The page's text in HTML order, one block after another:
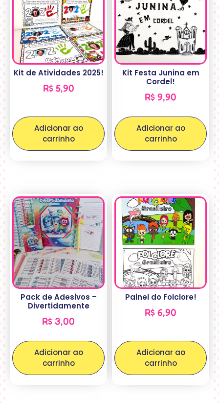
Kit de Atividades 2025!
R$5,90
Adicionar ao
carrinho
Kit Festa Junina em
Cordel!
R$ 9,90
Adicionar ao
carrinho
Pack de Adesivos –
Divertidamente
R$ 3,00
Adicionar ao
carrinho
Painel do Folclore!
R$ 6,90
Adicionar ao
carrinho